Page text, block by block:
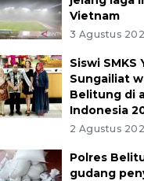
Vietnam
3 Agustus
Siswi SMKS
Sungailiat
Belitung di
Indonesia
2 Agustus
Polres
gudang